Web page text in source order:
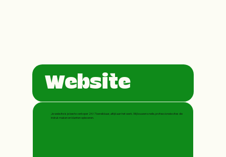
Website
Je website is je beste verkoper 24/7 bereikbaar, altijd aan het werk. Wij bouwen snelle, professionele sites die
indruk maken en klanten opleveren.